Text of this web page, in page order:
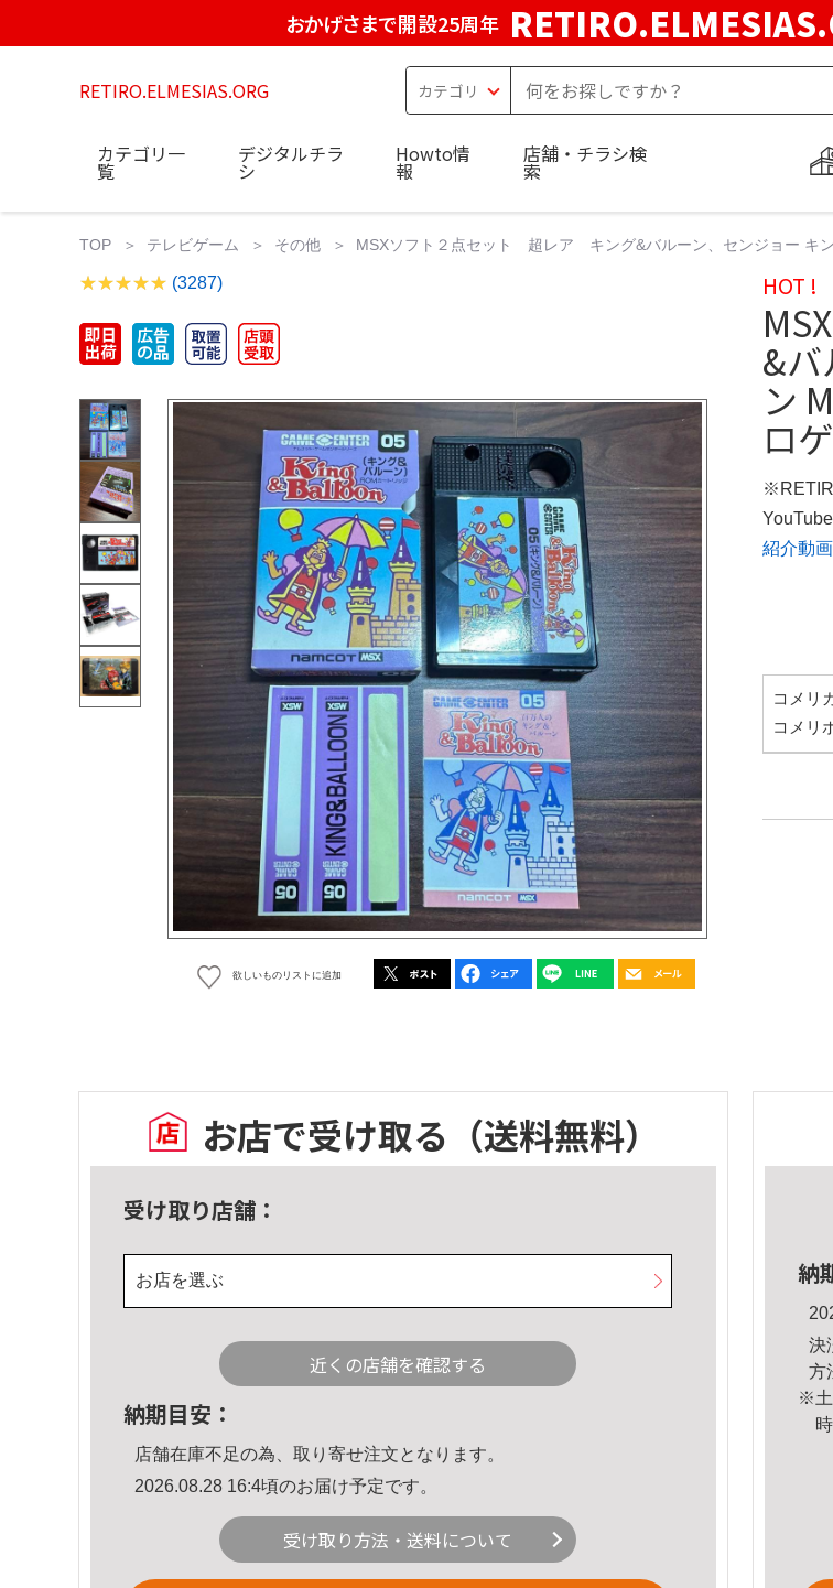
おかげさまで開設25周年
RETIRO.ELMESIAS.ORG
カテゴリ一
覧
デジタルチラ
シ
Howto情
報
店舗・チラシ検
索
TOP テレビゲーム その他 MSXソフト２点セット 超レア キング&バルーン、センジョー キ
(3287)
欲しいものリストに追加
HOT !
&バ
ン
ロ
紹介動
コメリ
コメリ
お店で受け取る （送料無料）
受け取り店舗：
お店を選ぶ
近くの店舗を確認する
納期目安：
店舗在庫不足の為、取り寄せ注文となります。
2026.08.28 16:4頃のお届け予定です。
受け取り方法・送料について
納
決
方
※土